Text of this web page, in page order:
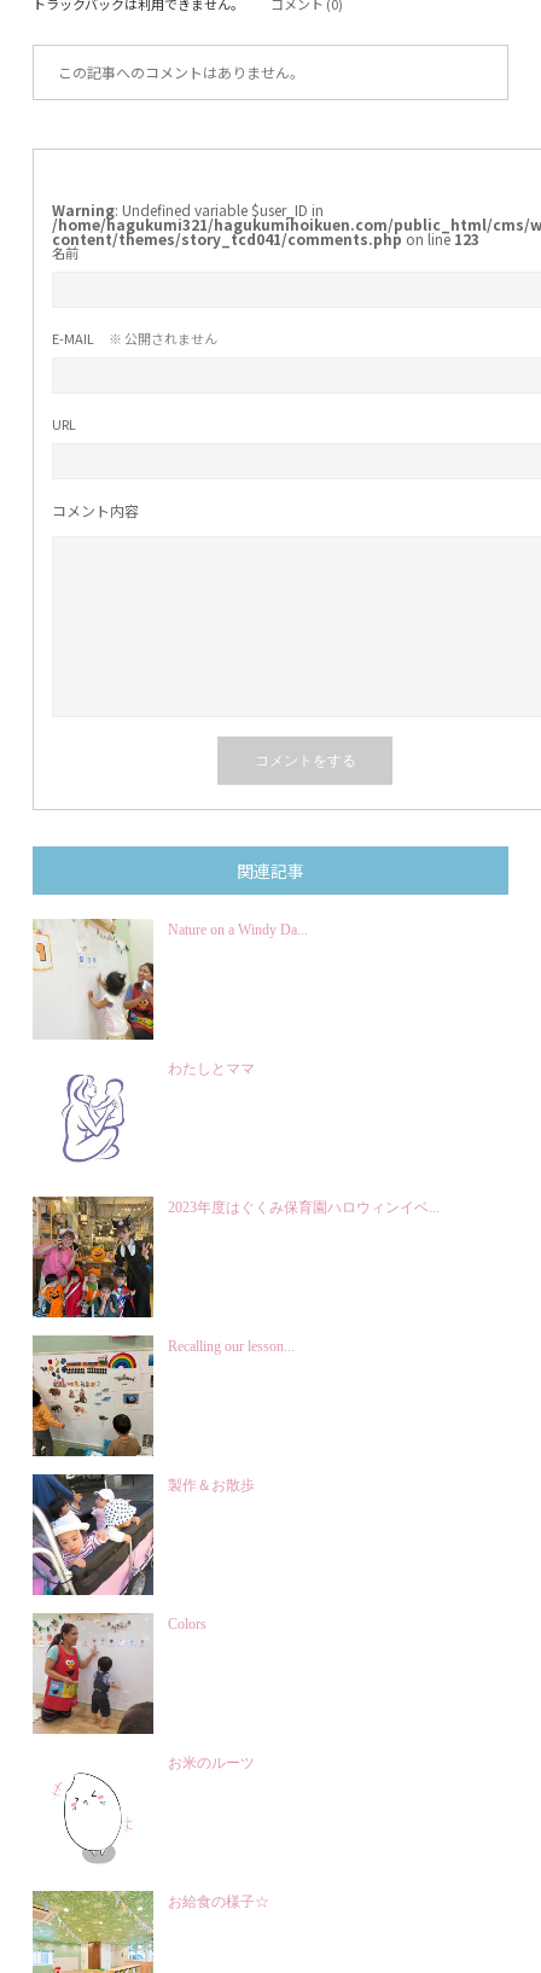
この記事へのコメントはありません。
Warning : Undefined variable $user_ID in
/home/hagukumi321/hagukumihoikuen.com/public_html/cms/
content/themes/story_tcd041/comments.php on line 123
名前
E-MAIL ※ 公開されません
URL
コメント内容
関連記事
Nature on a Windy Da...
わたしとママ
2023年度はぐくみ保育園ハロウィンイベ...
Recalling our lesson...
製作＆お散歩
Colors
お米のルーツ
お給食の様子☆